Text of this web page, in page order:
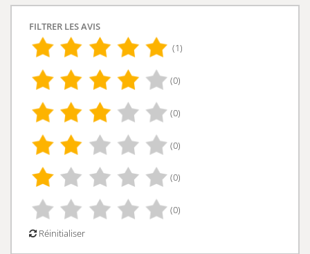
FILTRER LES AVIS
(1)
(0)
(0)
(0)
(0)
(0)
Réinitialiser